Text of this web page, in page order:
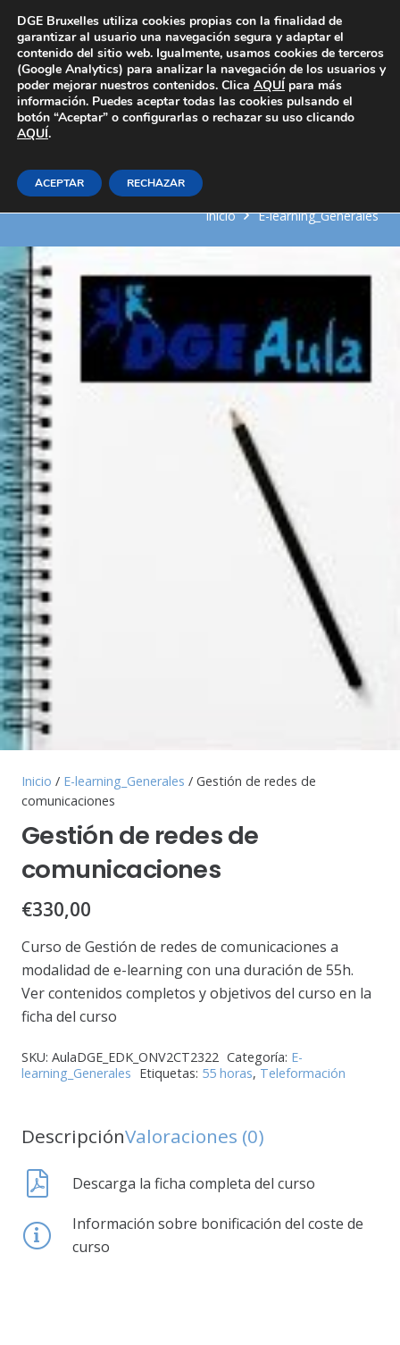
Área Privada
Gestión de redes de
comunicaciones
Inicio E-learning_Generales
Inicio / E-learning_Generales / Gestión de redes de
comunicaciones
Gestión de redes de
comunicaciones
€330,00
Curso de Gestión de redes de comunicaciones a
modalidad de e-learning con una duración de 55h.
Ver contenidos completos y objetivos del curso en la
ficha del curso
SKU: AulaDGE_EDK_ONV2CT2322 Categoría: E-
learning_Generales Etiquetas: 55 horas, Teleformación
DescripciónValoraciones (0)
Descarga la ficha completa del curso
Información sobre bonificación del coste de
curso
DGE Bruxelles utiliza cookies propias con la finalidad de
garantizar al usuario una navegación segura y adaptar el
contenido del sitio web. Igualmente, usamos cookies de terceros
(Google Analytics) para analizar la navegación de los usuarios y
poder mejorar nuestros contenidos. Clica AQUÍ para más
información. Puedes aceptar todas las cookies pulsando el
botón “Aceptar” o configurarlas o rechazar su uso clicando
AQUÍ.
ACEPTAR RECHAZAR